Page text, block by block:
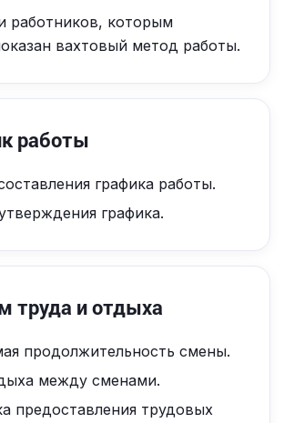
работников, которым
вахтовый метод работы.
работы
графика работы.
графика.
труда и отдыха
продолжительность смены.
между сменами.
предоставления трудовых